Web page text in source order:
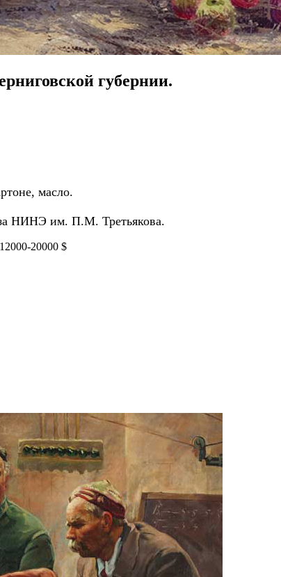
губернии.
масло.
НИНЭ им. П.М. Третьякова.
12000-20000 $